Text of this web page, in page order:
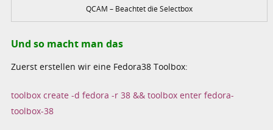
QCAM – Beachtet die Selectbox
Und so macht man das
Zuerst erstellen wir eine Fedora38 Toolbox:
toolbox create -d fedora -r 38 && toolbox enter fedora-
toolbox-38